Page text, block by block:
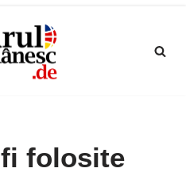
folosite